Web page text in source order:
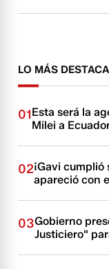
LO MÁS
01Esta será la
Milei a
02¡Gavi
apareció con
03Gobierno
Justiciero"